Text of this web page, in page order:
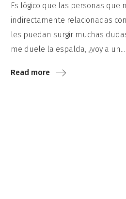
Es lógico que las personas que
indirectamente relacionadas
les puedan surgir muchas
me duele la espalda, ¿voy a un...
Read more